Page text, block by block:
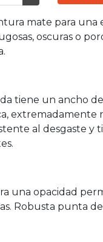
mate para una
oscuras o
tiene un ancho
extremadamente
al desgaste y
una opacidad
Robusta punta